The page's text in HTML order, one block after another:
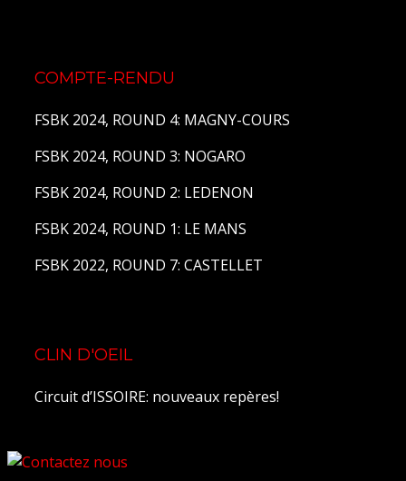
COMPTE-RENDU
FSBK 2024, ROUND 4: MAGNY-COURS
FSBK 2024, ROUND 3: NOGARO
FSBK 2024, ROUND 2: LEDENON
FSBK 2024, ROUND 1: LE MANS
FSBK 2022, ROUND 7: CASTELLET
CLIN D'OEIL
Circuit d’ISSOIRE: nouveaux repères!